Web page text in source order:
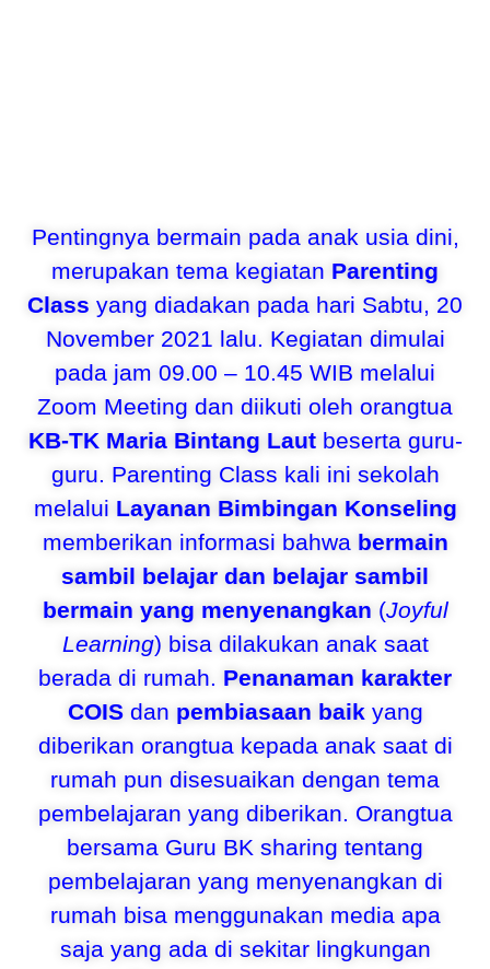
Pentingnya bermain pada anak usia dini,
merupakan tema kegiatan Parenting
Class yang diadakan pada hari Sabtu, 20
November 2021 lalu. Kegiatan dimulai
pada jam 09.00 – 10.45 WIB melalui
Zoom Meeting dan diikuti oleh orangtua
KB-TK Maria Bintang Lautbeserta guru-
guru. Parenting Class kali ini sekolah
melalui Layanan Bimbingan Konseling
memberikan informasi bahwa bermain
sambil belajar dan belajar sambil
bermain yang menyenangkan (Joyful
Learning) bisa dilakukan anak saat
berada di rumah. Penanaman karakter
COISdan pembiasaan baikyang
diberikan orangtua kepada anak saat di
rumah pun disesuaikan dengan tema
pembelajaran yang diberikan. Orangtua
bersama Guru BK sharing tentang
pembelajaran yang menyenangkan di
rumah bisa menggunakan media apa
saja yang ada di sekitar lingkungan